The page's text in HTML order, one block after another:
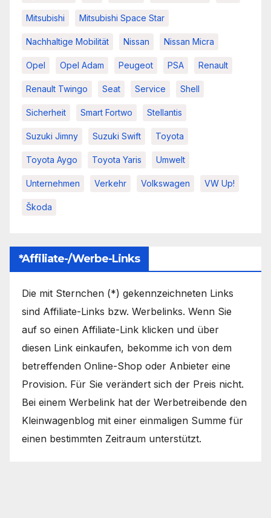
Mitsubishi Mitsubishi Space Star
Nachhaltige Mobilität Nissan Nissan Micra
Opel Opel Adam Peugeot PSA Renault
Renault Twingo Seat Service Shell
Sicherheit Smart Fortwo Stellantis
Suzuki Jimny Suzuki Swift Toyota
Toyota Aygo Toyota Yaris Umwelt
Unternehmen Verkehr Volkswagen VW Up!
Škoda
*Affiliate-/Werbe-Links
Die mit Sternchen (*) gekennzeichneten Links
sind Affiliate-Links bzw. Werbelinks. Wenn Sie
auf so einen Affiliate-Link klicken und über
diesen Link einkaufen, bekomme ich von dem
betreffenden Online-Shop oder Anbieter eine
Provision. Für Sie verändert sich der Preis nicht.
Bei einem Werbelink hat der Werbetreibende den
Kleinwagenblog mit einer einmaligen Summe für
einen bestimmten Zeitraum unterstützt.